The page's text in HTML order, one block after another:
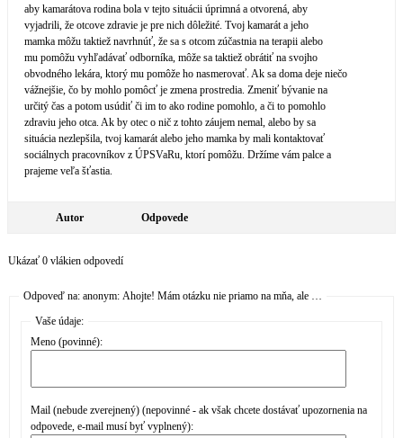
aby kamarátova rodina bola v tejto situácii úprimná a otvorená, aby
vyjadrili, že otcove zdravie je pre nich dôležité. Tvoj kamarát a jeho
mamka môžu taktiež navrhnúť, že sa s otcom zúčastnia na terapii alebo
mu pomôžu vyhľadávať odborníka, môže sa taktiež obrátiť na svojho
obvodného lekára, ktorý mu pomôže ho nasmerovať. Ak sa doma deje niečo
vážnejšie, čo by mohlo pomôcť je zmena prostredia. Zmeniť bývanie na
určitý čas a potom usúdiť či im to ako rodine pomohlo, a či to pomohlo
zdraviu jeho otca. Ak by otec o nič z tohto záujem nemal, alebo by sa
situácia nezlepšila, tvoj kamarát alebo jeho mamka by mali kontaktovať
sociálnych pracovníkov z ÚPSVaRu, ktorí pomôžu. Držíme vám palce a
prajeme veľa šťastia.
Autor Odpovede
Ukázať 0 vlákien odpovedí
Odpoveď na: anonym: Ahojte! Mám otázku nie priamo na mňa, ale …
Vaše údaje:
Meno (povinné):
Mail (nebude zverejnený) (nepovinné - ak však chcete dostávať upozornenia na
odpovede, e-mail musí byť vyplnený):